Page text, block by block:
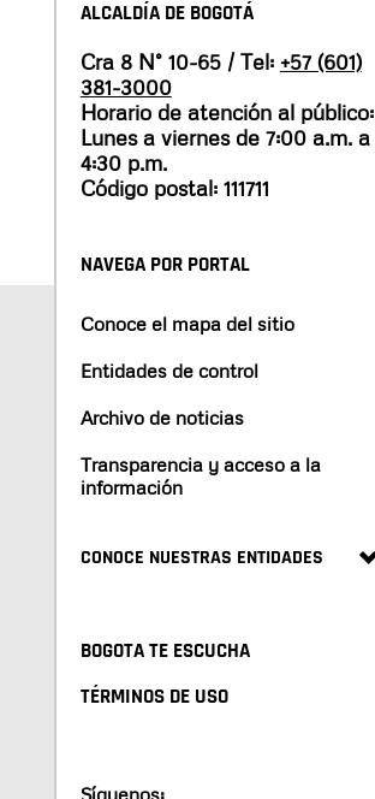
ALCALDÍA DE BOGOTÁ
Cra 8 N° 10-65 / Tel: +57 (601)
381-3000
Horario de atención al público:
Lunes a viernes de 7:00 a.m. a
4:30 p.m.
Código postal: 111711
NAVEGA POR PORTAL
Conoce el mapa del sitio
Entidades de control
Archivo de noticias
Transparencia y acceso a la
información
CONOCE NUESTRAS ENTIDADES
BOGOTA TE ESCUCHA
TÉRMINOS DE USO
Síguenos: